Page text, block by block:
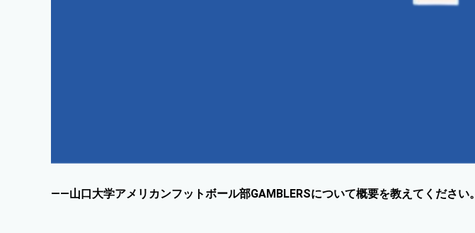
——山口大学アメリカンフットボール部GAMBLERSについて概要を教えてください。